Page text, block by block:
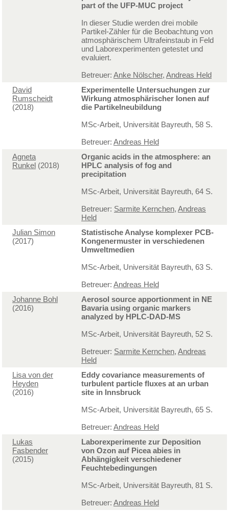
part of the UFP-MUC project
In dieser Studie werden drei mobile
Partikel-Zähler für die Beobachtung von
atmosphärischem Ultrafeinstaub in Feld
und Laborexperimenten getestet und
evaluiert.
Betreuer: Anke Nölscher, Andreas Held
David
Rumscheidt
(2018)
Experimentelle Untersuchungen zur
Wirkung atmosphärischer Ionen auf
die Partikelneubildung
MSc-Arbeit, Universität Bayreuth, 58 S.
Betreuer: Andreas Held
Agneta
Runkel (2018)
Organic acids in the atmosphere: an
HPLC analysis of fog and
precipitation
MSc-Arbeit, Universität Bayreuth, 64 S.
Betreuer: Sarmite Kernchen, Andreas
Held
Julian Simon
(2017)
Statistische Analyse komplexer PCB-
Kongenermuster in verschiedenen
Umweltmedien
MSc-Arbeit, Universität Bayreuth, 63 S.
Betreuer: Andreas Held
Johanne Bohl
(2016)
Aerosol source apportionment in NE
Bavaria using organic markers
analyzed by HPLC-DAD-MS
MSc-Arbeit, Universität Bayreuth, 52 S.
Betreuer: Sarmite Kernchen, Andreas
Held
Lisa von der
Heyden
(2016)
Eddy covariance measurements of
turbulent particle fluxes at an urban
site in Innsbruck
MSc-Arbeit, Universität Bayreuth, 65 S.
Betreuer: Andreas Held
Lukas
Fasbender
(2015)
Laborexperimente zur Deposition
von Ozon auf Picea abies in
Abhängigkeit verschiedener
Feuchtebedingungen
MSc-Arbeit, Universität Bayreuth, 81 S.
Betreuer: Andreas Held